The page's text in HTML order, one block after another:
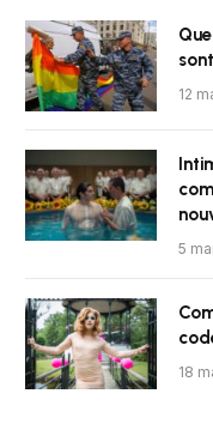
12
5
18